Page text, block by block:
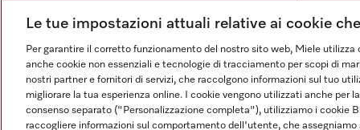
Le risposte sono generate dall’IA. Il nostro assistente può
Le tue impostazioni attuali relative ai cookie
Per garantire il corretto funzionamento del nostro sito web, Miele
anche cookie non essenziali e tecnologie di tracciamento per scopi di
nostri partner e fornitori di servizi, che raccolgono informazioni sul tuo
migliorare la tua esperienza online. I cookie vengono utilizzati anche per
consenso separato ("Personalizzazione completa"), utilizziamo i cookie
raccogliere informazioni sul comportamento dell'utente, che